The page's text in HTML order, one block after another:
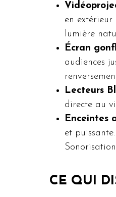
en
lumière
Écran
audiences
Lecteurs
directe au
Enceintes
et
CE QUI